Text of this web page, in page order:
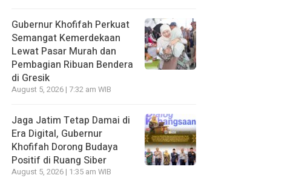
Gubernur Khofifah Perkuat
Semangat Kemerdekaan
Lewat Pasar Murah dan
Pembagian Ribuan Bendera
di Gresik
August 5, 2026 | 7:32 am WIB
Jaga Jatim Tetap Damai di
Era Digital, Gubernur
Khofifah Dorong Budaya
Positif di Ruang Siber
August 5, 2026 | 1:35 am WIB